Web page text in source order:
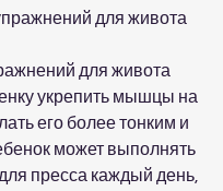
для живота
для живота
укрепить мышцы на
его более тонким и
может выполнять
пресса каждый день,